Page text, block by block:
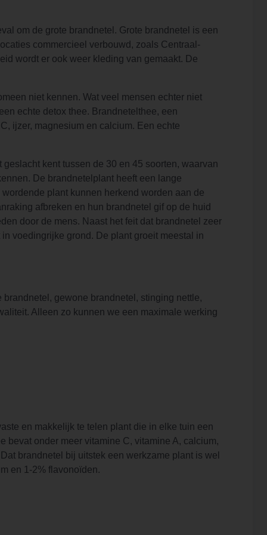
om de grote brandnetel. Grote brandnetel is een
commercieel verbouwd, zoals Centraal-
wordt er ook weer kleding van gemaakt. De
niet kennen. Wat veel mensen echter niet
echte detox thee. Brandnetelthee, een
ijzer, magnesium en calcium. Een echte
kent tussen de 30 en 45 soorten, waarvan
De brandnetelplant heeft een lange
plant kunnen herkend worden aan de
afbreken en hun brandnetel gif op de huid
door de mens. Naast het feit dat brandnetel zeer
voedingrijke grond. De plant groeit meestal in
gewone brandnetel, stinging nettle,
Alleen zo kunnen we een maximale werking
en makkelijk te telen plant die in elke tuin een
bevat onder meer vitamine C, vitamine A, calcium,
brandnetel bij uitstek een werkzame plant is wel
en 1-2% flavonoïden.